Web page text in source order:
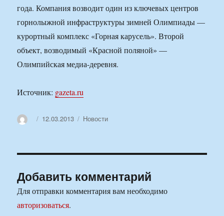
года. Компания возводит один из ключевых центров
горнолыжной инфраструктуры зимней Олимпиады —
курортный комплекс «Горная карусель». Второй
объект, возводимый «Красной поляной» —
Олимпийская медиа-деревня.
Источник: gazeta.ru
АвторОпубликовано
12.03.2013 Рубрики
Новости
Добавить комментарий
Для отправки комментария вам необходимо
авторизоваться.